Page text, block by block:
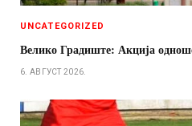
UNCATEGORIZED
Велико Градиште: Акција
6. АВГУСТ 2026.